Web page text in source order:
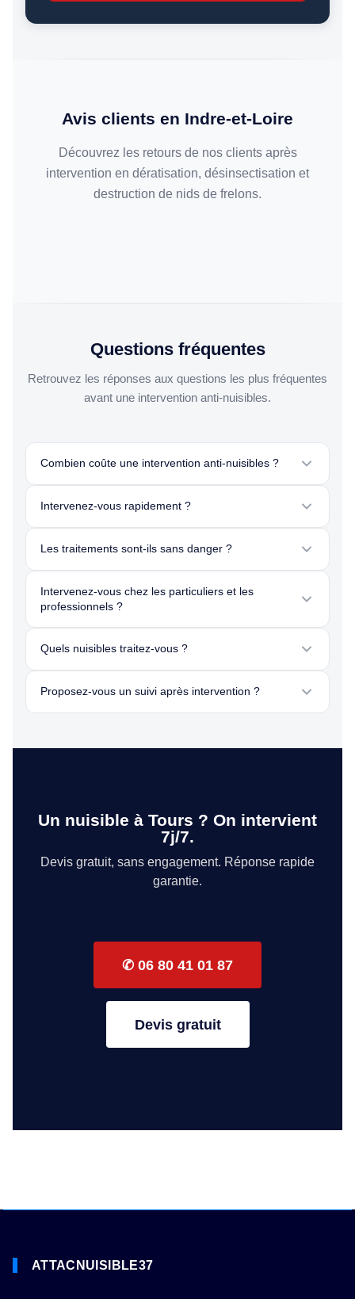
Avis clients en Indre-et-Loire
Découvrez les retours de nos clients après
intervention en dératisation, désinsectisation et
destruction de nids de frelons.
Questions fréquentes
Retrouvez les réponses aux questions les plus fréquentes
avant une intervention anti-nuisibles.
Combien coûte une intervention anti-nuisibles ?
Intervenez-vous rapidement ?
Les traitements sont-ils sans danger ?
Intervenez-vous chez les particuliers et les
professionnels ?
Quels nuisibles traitez-vous ?
Proposez-vous un suivi après intervention ?
Un nuisible à Tours ? On intervient
7j/7.
Devis gratuit, sans engagement. Réponse rapide
garantie.
✆ 06 80 41 01 87
Devis gratuit
ATTACNUISIBLE37